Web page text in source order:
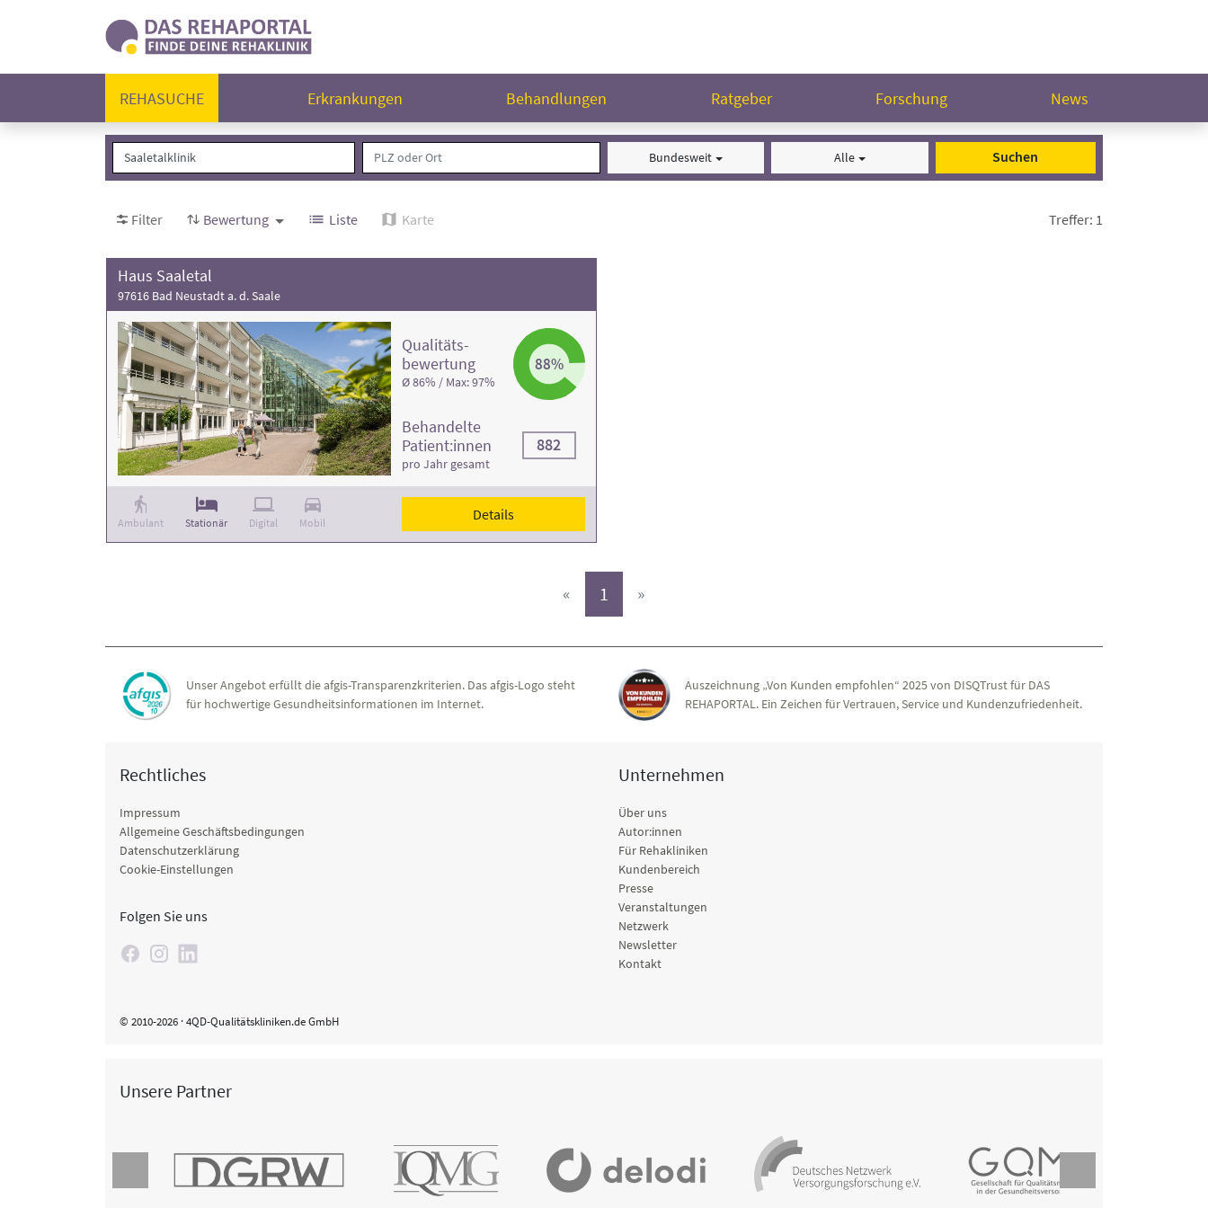
REHASUCHE Erkrankungen Behandlungen Ratgeber Forschung News
Bundesweit Alle Suchen
Filter Bewertung Liste Karte Treffer: 1
Haus Saaletal
97616 Bad Neustadt a. d. Saale
Ambulant Stationär Digital Mobil
Qualitäts­
bewertung
Ø 86% / Max: 97%
88%
Behandelte
Patient:innen
pro Jahr gesamt
882
Details
« 1 (aktiv)
»
Unser Angebot erfüllt die afgis-Transparenzkriterien. Das afgis-Logo steht
für hochwertige Gesundheitsinformationen im Internet.
Auszeichnung „Von Kunden empfohlen“ 2025 von DISQTrust für DAS
REHAPORTAL. Ein Zeichen für Vertrauen, Service und Kundenzufriedenheit.
Rechtliches
Impressum
Allgemeine Geschäftsbedingungen
Datenschutzerklärung
Cookie-Einstellungen
Folgen Sie uns
Unternehmen
Über uns
Autor:innen
Für Rehakliniken
Kundenbereich
Presse
Veranstaltungen
Netzwerk
Newsletter
Kontakt
© 2010-2026 · 4QD-Qualitätskliniken.de GmbH
Unsere Partner